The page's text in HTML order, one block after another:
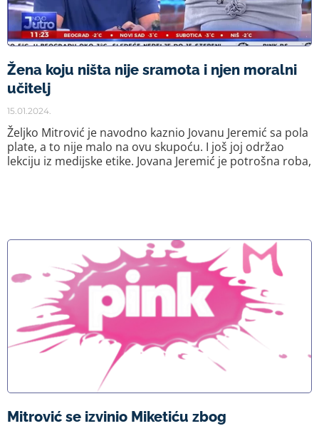
Žena koju ništa nije sramota i njen moralni
učitelj
15.01.2024.
Željko Mitrović je navodno kaznio Jovanu Jeremić sa pola
plate, a to nije malo na ovu skupoću. I još joj održao
lekciju iz medijske etike. Jovana Jeremić je potrošna roba,
Mitrović se izvinio Miketiću zbog